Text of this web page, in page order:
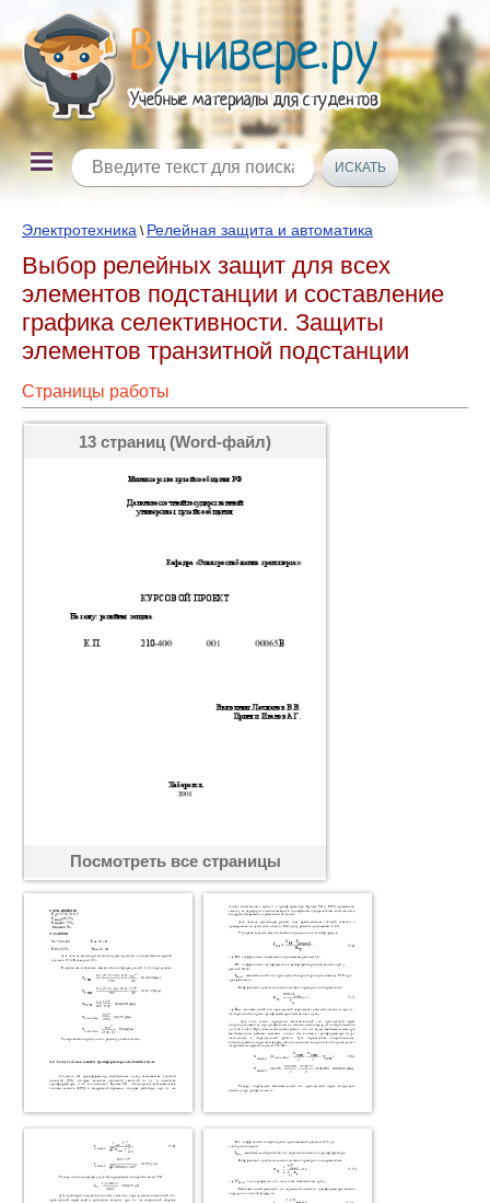
Электротехника \ Релейная защита и автоматика
Выбор релейных защит для всех
элементов подстанции и составление
графика селективности. Защиты
элементов транзитной подстанции
Страницы работы
13 страниц (Word-файл)
Посмотреть все страницы